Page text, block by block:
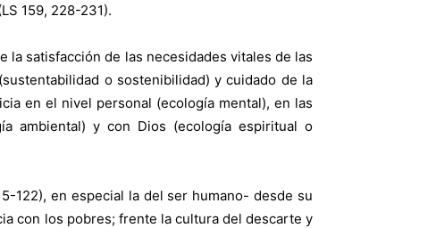
159, 228-231).
la satisfacción de las necesidades vitales de las
o sostenibilidad) y cuidado de la
en el nivel personal (ecología mental), en las
ambiental) y con Dios (ecología espiritual o
122), en especial la del ser humano- desde su
con los pobres; frente la cultura del descarte y